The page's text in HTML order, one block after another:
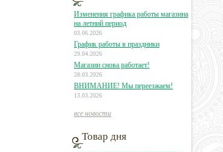
Изменения графика работы магазина
на летний период
03.06.2026
График работы в праздники
29.04.2026
Магазин снова работает!
28.03.2026
ВНИМАНИЕ! Мы переезжаем!
13.03.2026
все новости
Товар дня